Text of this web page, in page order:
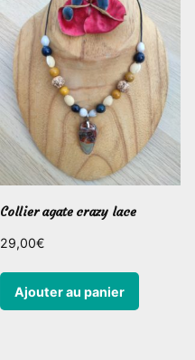
Collier agate crazy lace
29,00€
Ajouter au panier